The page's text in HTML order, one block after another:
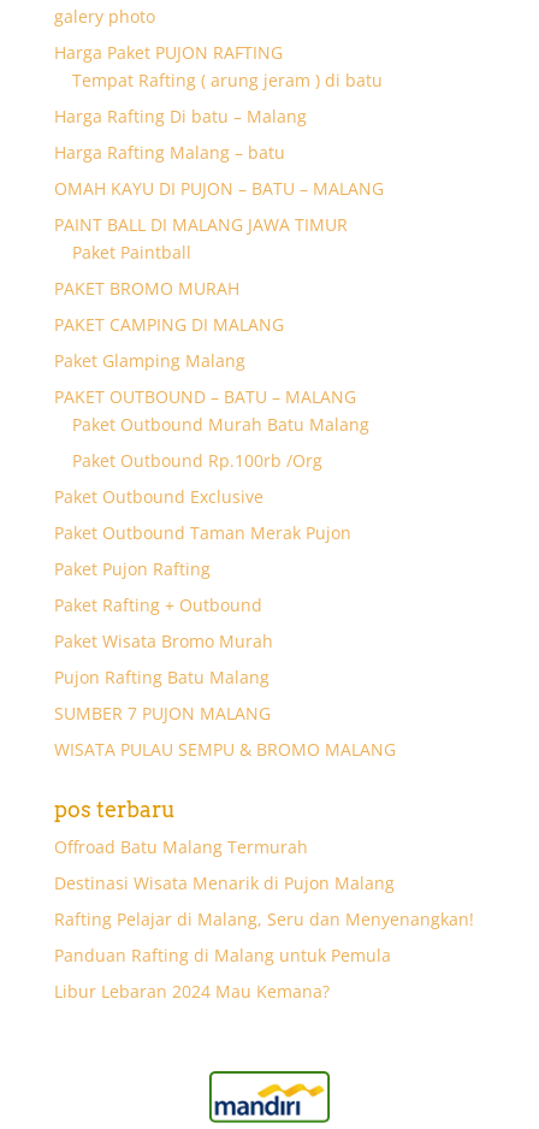
galery photo
Harga Paket PUJON RAFTING
Tempat Rafting ( arung jeram ) di batu
Harga Rafting Di batu – Malang
Harga Rafting Malang – batu
OMAH KAYU DI PUJON – BATU – MALANG
PAINT BALL DI MALANG JAWA TIMUR
Paket Paintball
PAKET BROMO MURAH
PAKET CAMPING DI MALANG
Paket Glamping Malang
PAKET OUTBOUND – BATU – MALANG
Paket Outbound Murah Batu Malang
Paket Outbound Rp.100rb /Org
Paket Outbound Exclusive
Paket Outbound Taman Merak Pujon
Paket Pujon Rafting
Paket Rafting + Outbound
Paket Wisata Bromo Murah
Pujon Rafting Batu Malang
SUMBER 7 PUJON MALANG
WISATA PULAU SEMPU & BROMO MALANG
pos terbaru
Offroad Batu Malang Termurah
Destinasi Wisata Menarik di Pujon Malang
Rafting Pelajar di Malang, Seru dan Menyenangkan!
Panduan Rafting di Malang untuk Pemula
Libur Lebaran 2024 Mau Kemana?